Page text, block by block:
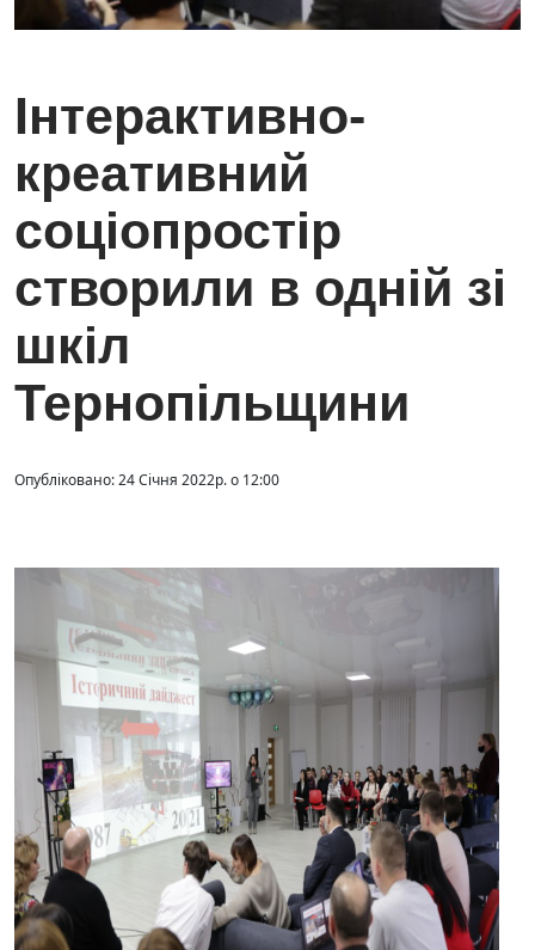
Інтерактивно-
креативний
соціопростір
створили в одній зі
шкіл
Тернопільщини
Опубліковано: 24 Січня 2022р. о 12:00